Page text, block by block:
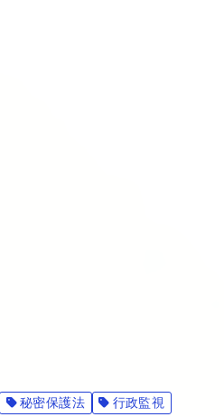
秘密保護法 行政監視